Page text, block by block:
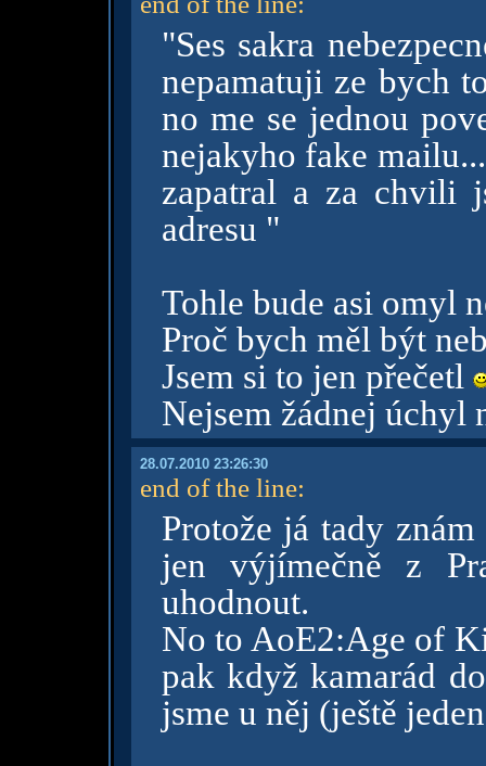
"Ses sakra
nepamatuji ze bych
no me se jednou
nejakyho fake
zapatral a za chvili
adresu "
Tohle bude asi omyl
Proč bych měl být
Jsem si to jen přečetl
Nejsem žádnej úchyl
28.07.2010 23:26:30
end of the line:
Protože já tady
jen výjímečně z
uhodnout.
No to AoE2:Age of
pak když kamarád
jsme u něj (ještě